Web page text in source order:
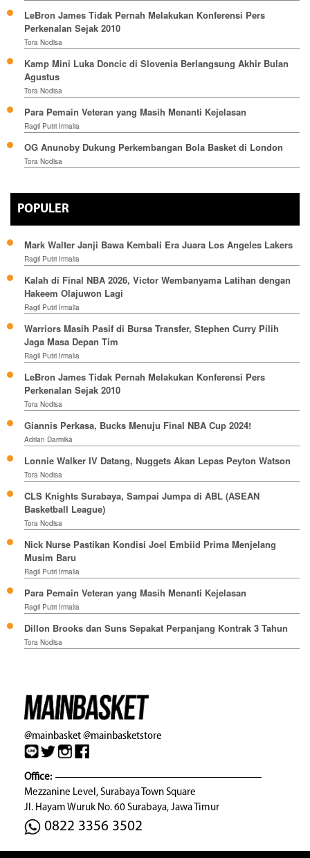
LeBron James Tidak Pernah Melakukan Konferensi Pers
Perkenalan Sejak 2010
Tora Nodisa
Kamp Mini Luka Doncic di Slovenia Berlangsung Akhir Bulan
Agustus
Tora Nodisa
Para Pemain Veteran yang Masih Menanti Kejelasan
Ragil Putri Irmalia
OG Anunoby Dukung Perkembangan Bola Basket di London
Tora Nodisa
POPULER
Mark Walter Janji Bawa Kembali Era Juara Los Angeles Lakers
Ragil Putri Irmalia
Kalah di Final NBA 2026, Victor Wembanyama Latihan dengan
Hakeem Olajuwon Lagi
Ragil Putri Irmalia
Warriors Masih Pasif di Bursa Transfer, Stephen Curry Pilih
Jaga Masa Depan Tim
Ragil Putri Irmalia
LeBron James Tidak Pernah Melakukan Konferensi Pers
Perkenalan Sejak 2010
Tora Nodisa
Giannis Perkasa, Bucks Menuju Final NBA Cup 2024!
Adrian Darmika
Lonnie Walker IV Datang, Nuggets Akan Lepas Peyton Watson
Tora Nodisa
CLS Knights Surabaya, Sampai Jumpa di ABL (ASEAN
Basketball League)
Tora Nodisa
Nick Nurse Pastikan Kondisi Joel Embiid Prima Menjelang
Musim Baru
Ragil Putri Irmalia
Para Pemain Veteran yang Masih Menanti Kejelasan
Ragil Putri Irmalia
Dillon Brooks dan Suns Sepakat Perpanjang Kontrak 3 Tahun
Tora Nodisa
@mainbasket@mainbasketstore
Office:
Mezzanine Level, Surabaya Town Square
Jl. Hayam Wuruk No. 60 Surabaya, Jawa Timur
0822 3356 3502